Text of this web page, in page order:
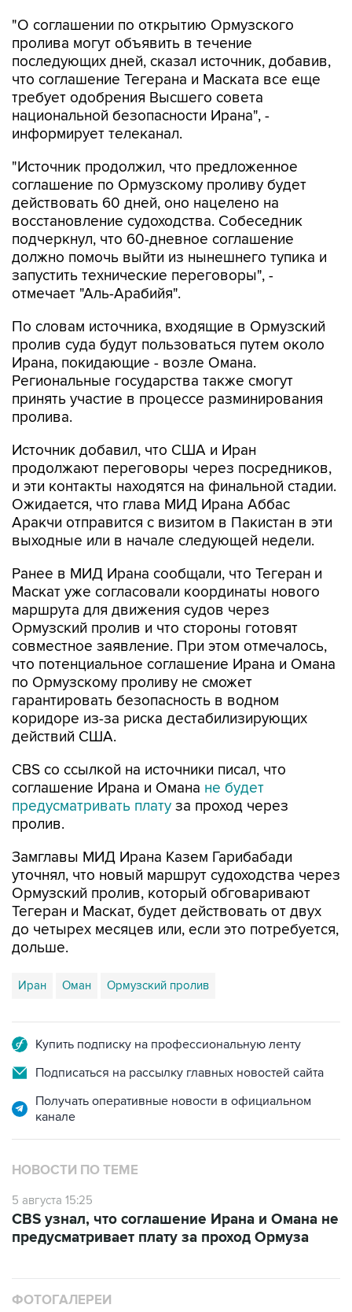
"О соглашении по открытию Ормузского
пролива могут объявить в течение
последующих дней, сказал источник, добавив,
что соглашение Тегерана и Маската все еще
требует одобрения Высшего совета
национальной безопасности Ирана", -
информирует телеканал.
"Источник продолжил, что предложенное
соглашение по Ормузскому проливу будет
действовать 60 дней, оно нацелено на
восстановление судоходства. Собеседник
подчеркнул, что 60-дневное соглашение
должно помочь выйти из нынешнего тупика и
запустить технические переговоры", -
отмечает "Аль-Арабийя".
По словам источника, входящие в Ормузский
пролив суда будут пользоваться путем около
Ирана, покидающие - возле Омана.
Региональные государства также смогут
принять участие в процессе разминирования
пролива.
Источник добавил, что США и Иран
продолжают переговоры через посредников,
и эти контакты находятся на финальной стадии.
Ожидается, что глава МИД Ирана Аббас
Аракчи отправится с визитом в Пакистан в эти
выходные или в начале следующей недели.
Ранее в МИД Ирана сообщали, что Тегеран и
Маскат уже согласовали координаты нового
маршрута для движения судов через
Ормузский пролив и что стороны готовят
совместное заявление. При этом отмечалось,
что потенциальное соглашение Ирана и Омана
по Ормузскому проливу не сможет
гарантировать безопасность в водном
коридоре из-за риска дестабилизирующих
действий США.
CBS со ссылкой на источники писал, что
соглашение Ирана и Омана не будет
предусматривать плату за проход через
пролив.
Замглавы МИД Ирана Казем Гарибабади
уточнял, что новый маршрут судоходства через
Ормузский пролив, который обговаривают
Тегеран и Маскат, будет действовать от двух
до четырех месяцев или, если это потребуется,
дольше.
Иран Оман Ормузский пролив
Купить подписку на профессиональную ленту
Подписаться на рассылку главных новостей сайта
Получать оперативные новости в официальном
канале
НОВОСТИ ПО ТЕМЕ
5 августа 15:25
CBS узнал, что соглашение Ирана и Омана не
предусматривает плату за проход Ормуза
ФОТОГАЛЕРЕИ